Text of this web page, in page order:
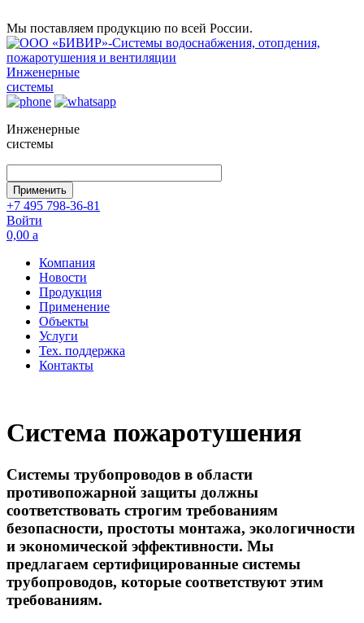
Мы поставляем продукцию по всей России.
Инженерные
системы
Инженерные
системы
+7 495 798-36-81
Войти
0,00 a
Компания
Новости
Продукция
Применение
Объекты
Услуги
Тех. поддержка
Контакты
Система пожаротушения
Системы трубопроводов в области
противопожарной защиты должны
соответствовать строгим требованиям
безопасности, простоты монтажа, экологичности
и экономической эффективности. Мы
предлагаем сертифицированные системы
трубопроводов, которые соответствуют этим
требованиям.